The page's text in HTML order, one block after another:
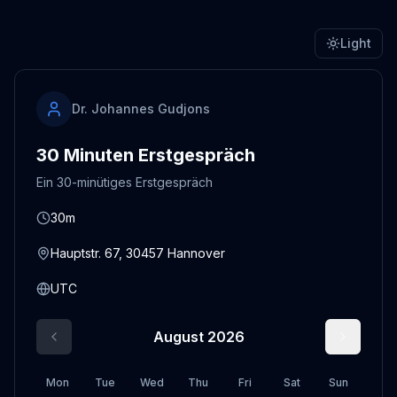
Light
Dr. Johannes Gudjons
30 Minuten Erstgespräch
Ein 30-minütiges Erstgespräch
30m
Hauptstr. 67, 30457 Hannover
UTC
August 2026
Mon Tue Wed Thu Fri Sat Sun